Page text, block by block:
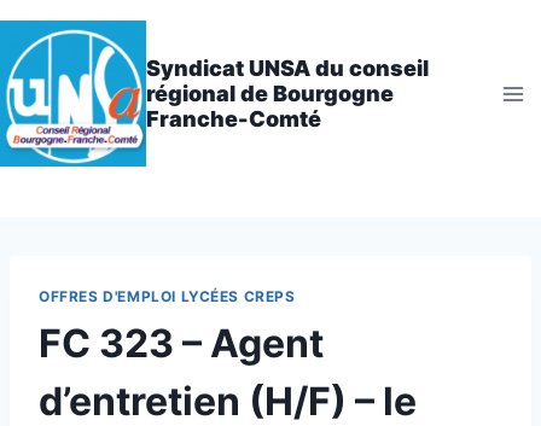
Aller
au
contenu
Syndicat UNSA du conseil
régional de Bourgogne
Franche-Comté
OFFRES D'EMPLOI LYCÉES CREPS
FC 323 – Agent
d’entretien (H/F) – le